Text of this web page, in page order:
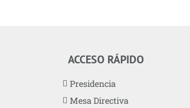
ACCESO RÁPIDO
Presidencia
Mesa Directiva